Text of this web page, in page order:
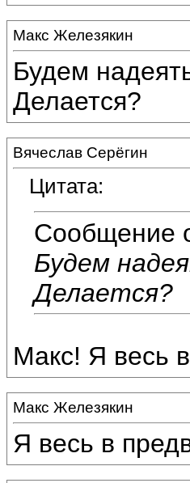
Макс Железякин
Будем
Делается?
Вячеслав Серёгин
Цитата:
Сообщение
Будем
Делается?
Макс! Я весь
Макс Железякин
Я весь в